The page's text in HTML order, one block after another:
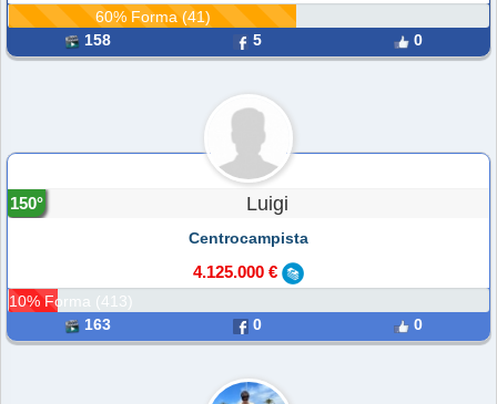
60% Forma (41)
158
5 0
Luigi
150°
Centrocampista
4.125.000 €
10% Forma (413)
163
0 0